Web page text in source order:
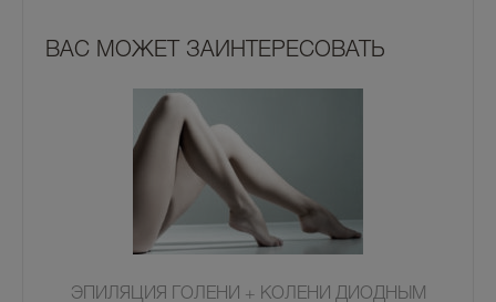
ВАС МОЖЕТ ЗАИНТЕРЕСОВАТЬ
ЭПИЛЯЦИЯ ГОЛЕНИ + КОЛЕНИ ДИОДНЫМ